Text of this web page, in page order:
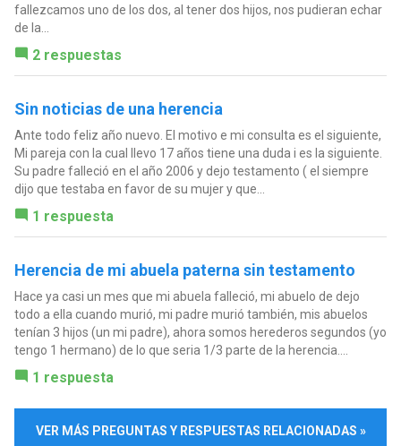
fallezcamos uno de los dos, al tener dos hijos, nos pudieran echar
de la...
2 respuestas
Sin noticias de una herencia
Ante todo feliz año nuevo. El motivo e mi consulta es el siguiente,
Mi pareja con la cual llevo 17 años tiene una duda i es la siguiente.
Su padre falleció en el año 2006 y dejo testamento ( el siempre
dijo que testaba en favor de su mujer y que...
1 respuesta
Herencia de mi abuela paterna sin testamento
Hace ya casi un mes que mi abuela falleció, mi abuelo de dejo
todo a ella cuando murió, mi padre murió también, mis abuelos
tenían 3 hijos (un mi padre), ahora somos herederos segundos (yo
tengo 1 hermano) de lo que seria 1/3 parte de la herencia....
1 respuesta
VER MÁS PREGUNTAS Y RESPUESTAS RELACIONADAS »